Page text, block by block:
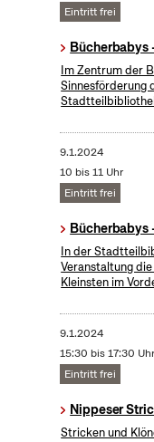
Eintritt frei
Bücherbabys
Im Zentrum der
Sinnesförderung
9.1.2024
10 bis 11 Uhr
Eintritt frei
Bücherbabys
In der
Veranstaltung
Kleinsten im
9.1.2024
15:30 bis 17:30 Uhr
Eintritt frei
Nippeser
Stricken und